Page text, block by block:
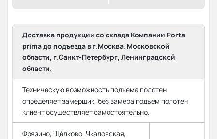
Доставка продукции со склада Компании Porta
prima до подъезда в г.Москва, Московской
области, г.Санкт-Петербург, Ленинградской
области.
Техническую возможность подъема полотен
определяет замерщик, без замера подъем полотен
клиент осуществляет самостоятельно.
Фрязино, Щёлково, Чкаловская,